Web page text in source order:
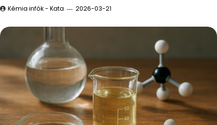
Kémia infók - Kata 2026-03-21